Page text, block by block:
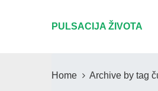
PULSACIJA ŽIVOTA
Home Archive by tag